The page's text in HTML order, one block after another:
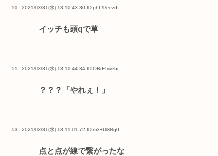
50 : 2021/03/31(水) 13:10:43.30 ID:phL9/eezd
イッチも頭qで草
51 : 2021/03/31(水) 13:10:44.34 ID:ORrE5wehr
？？？「やれぇ！」
53 : 2021/03/31(水) 13:11:01.72 ID:m3+Ul8Bg0
点と点が線で繋がったな